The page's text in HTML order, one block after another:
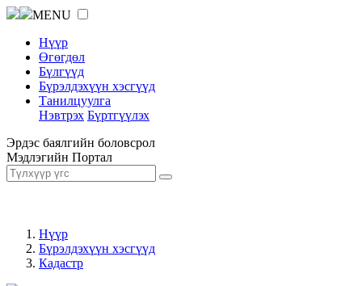
MENU
Нүүр
Өгөгдөл
Бүлгүүд
Бүрэлдэхүүн хэсгүүд
Танилцуулга
Нэвтрэх Бүртгүүлэх
Эрдэс баялгийн боловсрол
Мэдлэгийн Портал
Нүүр
Бүрэлдэхүүн хэсгүүд
Кадастр